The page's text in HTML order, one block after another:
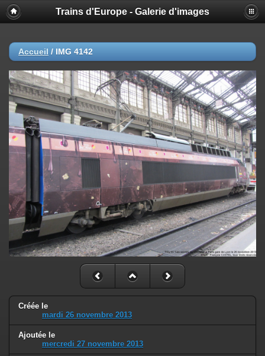
Trains d'Europe - Galerie d'images
Accueil / IMG 4142
Créée le
mardi 26 novembre 2013
Ajoutée le
mercredi 27 novembre 2013